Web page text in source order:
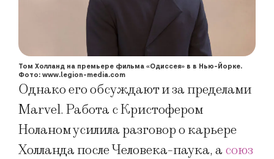
Том Холланд на премьере фильма «Одиссея» в в Нью-Йорке.
Фото: www.legion-media.com
Однако его обсуждают и за пределами
Marvel. Работа с Кристофером
Ноланом усилила разговор о карьере
Холланда после Человека-паука, а союз